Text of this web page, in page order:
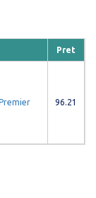
Pret
96.21